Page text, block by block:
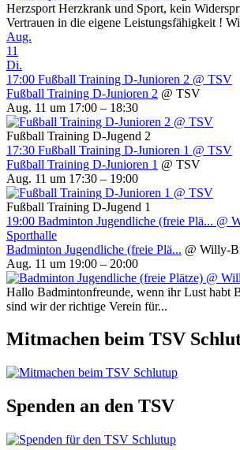
Herzsport Herzkrank und Sport, kein
Vertrauen in die eigene Leistungsfähigkeit !
Aug.
11
Di.
17:00 Fußball Training D-Junioren 2 @ TSV
Fußball Training D-Junioren 2 @ TSV
Aug. 11 um 17:00 – 18:30
Fußball Training D-Jugend 2
17:30 Fußball Training D-Junioren 1 @ TSV
Fußball Training D-Junioren 1 @ TSV
Aug. 11 um 17:30 – 19:00
Fußball Training D-Jugend 1
19:00 Badminton Jugendliche (freie Plä... @
Sporthalle
Badminton Jugendliche (freie Plä... @ Willy-
Aug. 11 um 19:00 – 20:00
Hallo Badmintonfreunde, wenn ihr Lust habt
sind wir der richtige Verein für...
Mitmachen beim TSV
Spenden an den TSV